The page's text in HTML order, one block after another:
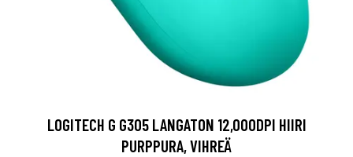
LOGITECH G G305 LANGATON 12,000DPI HIIRI
PURPPURA, VIHREÄ